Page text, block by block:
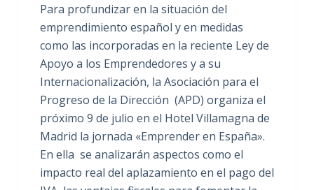
Para profundizar en la situación del
emprendimiento español y en medidas
como las incorporadas en la reciente Ley de
Apoyo a los Emprendedores y a su
Internacionalización, la Asociación para el
Progreso de la Dirección (APD) organiza el
próximo 9 de julio en el Hotel Villamagna de
Madrid la jornada «Emprender en España».
En ella se analizarán aspectos como el
impacto real del aplazamiento en el pago del